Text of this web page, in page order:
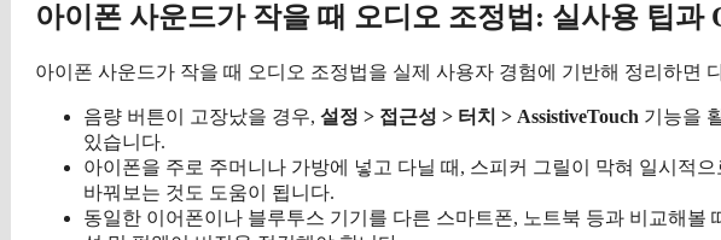
아이폰 사운드가 작을 때 오디오 조정법: 실사용 팁과
아이폰 사운드가 작을 때 오디오 조정법을 실제 사용자 경험에 기반해 정리하면
음량 버튼이 고장났을 경우, 설정 > 접근성 > 터치 > AssistiveTouch 기능을
있습니다.
아이폰을 주로 주머니나 가방에 넣고 다닐 때, 스피커 그릴이 막혀 일시적
바꿔보는 것도 도움이 됩니다.
동일한 이어폰이나 블루투스 기기를 다른 스마트폰, 노트북 등과 비교해볼